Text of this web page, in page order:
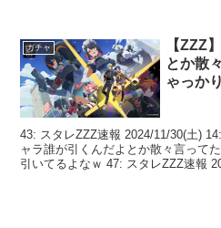
ガチャ
【ZZZ
とか散
ゃっか
43: スタレZZZ速報 2024/11/30(土)
ャラ誰が引くんだよとか散々言って
引いてるよなｗ 47: スタレZZZ速報